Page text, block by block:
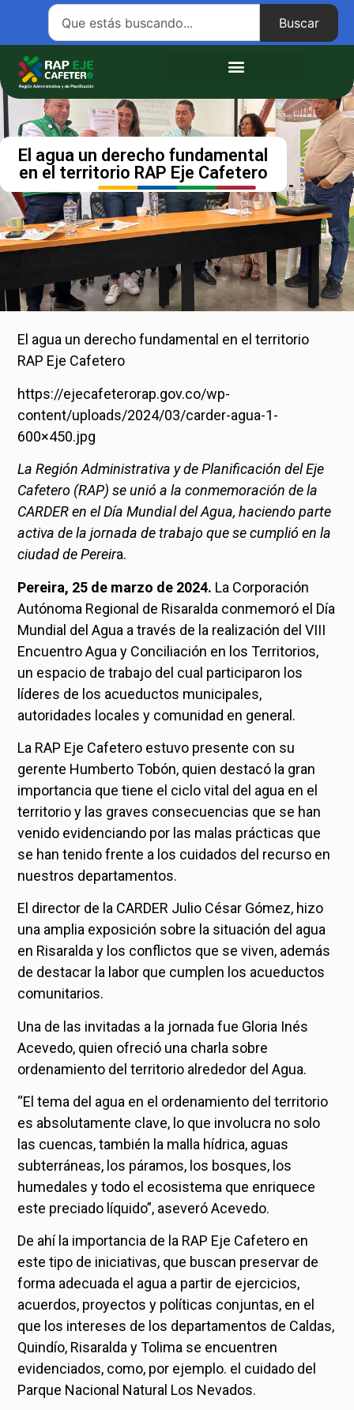
Buscar
El agua un derecho fundamental
en el territorio RAP Eje Cafetero
El agua un derecho fundamental en el territorio
RAP Eje Cafetero
https://ejecafeterorap.gov.co/wp-
content/uploads/2024/03/carder-agua-1-
600×450.jpg
La Región Administrativa y de Planificación del Eje
Cafetero (RAP) se unió a la conmemoración de la
CARDER en el Día Mundial del Agua, haciendo parte
activa de la jornada de trabajo que se cumplió en la
ciudad de Pereira.
Pereira, 25 de marzo de 2024. La Corporación
Autónoma Regional de Risaralda conmemoró el Día
Mundial del Agua a través de la realización del VIII
Encuentro Agua y Conciliación en los Territorios,
un espacio de trabajo del cual participaron los
líderes de los acueductos municipales,
autoridades locales y comunidad en general.
La RAP Eje Cafetero estuvo presente con su
gerente Humberto Tobón, quien destacó la gran
importancia que tiene el ciclo vital del agua en el
territorio y las graves consecuencias que se han
venido evidenciando por las malas prácticas que
se han tenido frente a los cuidados del recurso en
nuestros departamentos.
El director de la CARDER Julio César Gómez, hizo
una amplia exposición sobre la situación del agua
en Risaralda y los conflictos que se viven, además
de destacar la labor que cumplen los acueductos
comunitarios.
Una de las invitadas a la jornada fue Gloria Inés
Acevedo, quien ofreció una charla sobre
ordenamiento del territorio alrededor del Agua.
“El tema del agua en el ordenamiento del territorio
es absolutamente clave, lo que involucra no solo
las cuencas, también la malla hídrica, aguas
subterráneas, los páramos, los bosques, los
humedales y todo el ecosistema que enriquece
este preciado líquido”, aseveró Acevedo.
De ahí la importancia de la RAP Eje Cafetero en
este tipo de iniciativas, que buscan preservar de
forma adecuada el agua a partir de ejercicios,
acuerdos, proyectos y políticas conjuntas, en el
que los intereses de los departamentos de Caldas,
Quindío, Risaralda y Tolima se encuentren
evidenciados, como, por ejemplo. el cuidado del
Parque Nacional Natural Los Nevados.